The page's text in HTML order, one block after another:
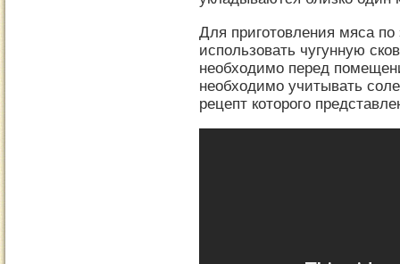
Для приготовления мяса
использовать чугунную
необходимо перед
необходимо учитывать
рецепт которого